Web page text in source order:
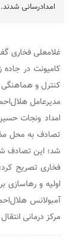
امدادرسانی شدند.
غلامعلی فخاری
کامیونت در جاده
کنترل و
مدیرعامل
امداد ونجات
تصادف به محل
شد؛ این تصادف
فخاری تصریح
اولیه و
مرکز درمانی